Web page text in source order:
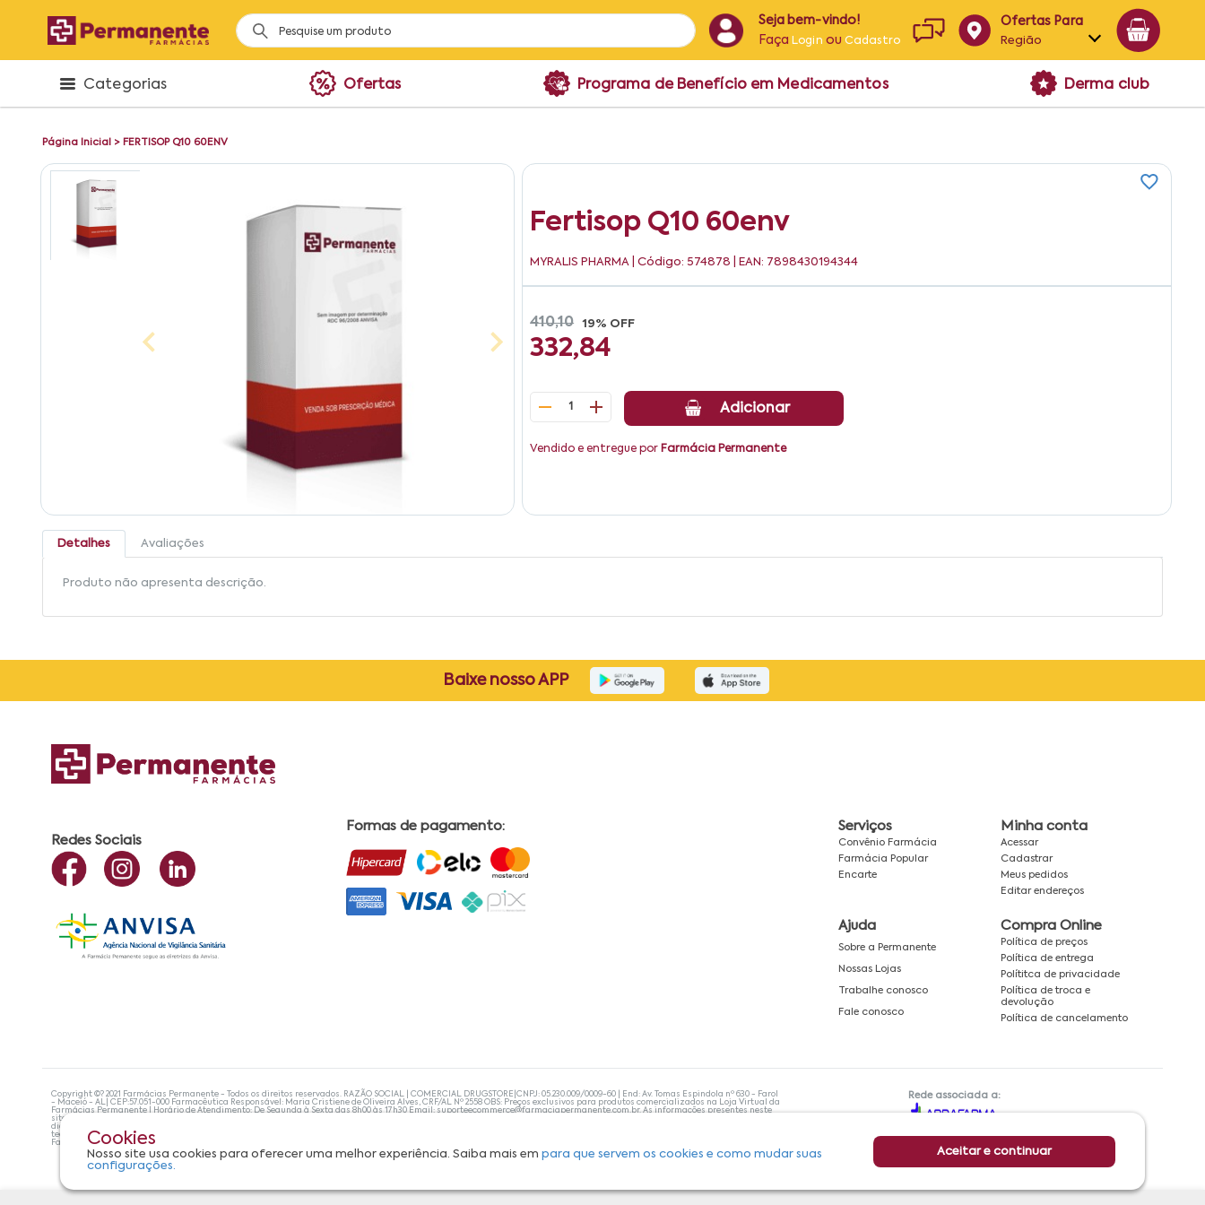
Seja bem-vindo!
Faça Login ouCadastro
Ofertas Para
Região
Alagoas
Categorias Ofertas Programa de Benefício em Medicamentos Derma club
Página Inicial > FERTISOP Q10 60ENV
Fertisop Q10 60env
MYRALIS PHARMA | Código: 574878 | EAN: 7898430194344
410,10 19% OFF
332,84
1 Adicionar
Vendido e entregue por Farmácia Permanente
Detalhes Avaliações
Produto não apresenta descrição.
Cookies
Nosso site usa cookies para oferecer uma melhor experiência. Saiba mais empara que servem os cookies e como mudar suas
configurações.
Aceitar e continuar
Baixe nosso APP
Redes Sociais
Formas de pagamento: Serviços
Convênio Farmácia
Farmácia Popular
Encarte
Minha conta
Acessar
Cadastrar
Meus pedidos
Editar endereços
Ajuda
Sobre a Permanente
Nossas Lojas
Trabalhe conosco
Fale conosco
Compra Online
Política de preços
Política de entrega
Polítitca de privacidade
Política de troca e
devolução
Política de cancelamento
Copyright ©? 2021 Farmácias Permanente - Todos os direitos reservados. RAZÃO SOCIAL | COMERCIAL DRUGSTORE|CNPJ: 05.230.009/0009-60 | End: Av. Tomas Espindola nº 630 - Farol
- Maceió - AL| CEP:57.051-000 Farmacêutica Responsável: Maria Cristiene de Oliveira Alves, CRF/AL Nº 2558 OBS: Preços exclusivos para produtos comercializados na Loja Virtual da
Farmácias Permanente | Horário de Atendimento: De Segunda à Sexta das 8h00 às 17h30 Email: suporteecommerce@farmaciapermanente.com.br. As informações presentes neste
site não devem ser utilizadas para automedicação e, de forma alguma, substituem as orientações de um profissional da área médica. Apenas o médico está capacitado para
diagnosticar problemas de saúde e prescrever o tratamento adequado. Se os sintomas persistirem, um médico deve ser consultado. A Farmácia Permanente trabalha com as
tecnologias mais avançadas de proteção de dados, para que você possa realizar suas compras com tranquilidade. A privacidade e a segurança dos clientes são compromissos da
Farmácias Permanente. Todos os pedidos efetuados estão sujeitos à confirmação da disponibilidade de produto em nosso estoque.
Rede associada a: